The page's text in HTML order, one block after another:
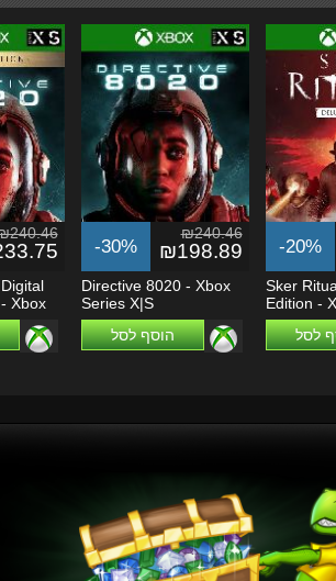
Xbox
-30%
₪240.46
₪198.89
Directive 8020 - Xbox
Series X|S
הוסף לסל
-20%
Sker
Edition -
X|S
לסל